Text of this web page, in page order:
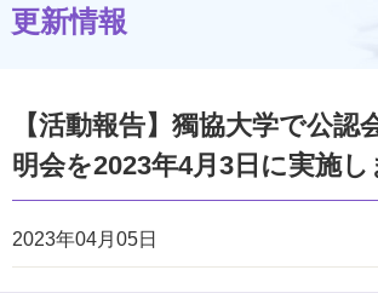
更新情報
【活動報告】獨協大学で公認
明会を2023年4月3日に実施し
2023年04月05日